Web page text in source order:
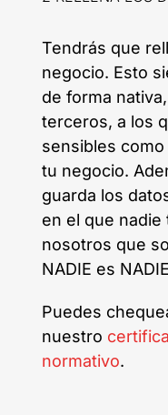
Tendrás que
negocio. Esto
de forma
terceros, a los
sensibles como
tu negocio.
guarda los
en el que nadie
nosotros que
NADIE es
Puedes
nuestro c
normativo.